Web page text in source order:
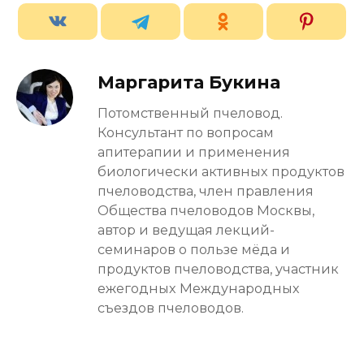
Маргарита Букина
Потомственный пчеловод.
Консультант по вопросам
апитерапии и применения
биологически активных продуктов
пчеловодства, член правления
Общества пчеловодов Москвы,
автор и ведущая лекций-
семинаров о пользе мёда и
продуктов пчеловодства, участник
ежегодных Международных
съездов пчеловодов.